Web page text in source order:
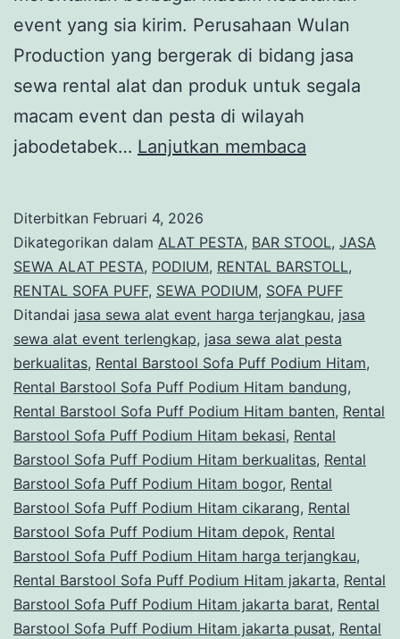
event yang sia kirim. Perusahaan Wulan
Production yang bergerak di bidang jasa
sewa rental alat dan produk untuk segala
macam event dan pesta di wilayah
jabodetabek… Lanjutkan membaca
Puff
Podium
Hitam
Tangerang
Diterbitkan Februari 4, 2026
Dikategorikan dalam ALAT PESTA, BAR STOOL, JASA
SEWA ALAT PESTA, PODIUM, RENTAL BARSTOLL,
RENTAL SOFA PUFF, SEWA PODIUM, SOFA PUFF
Ditandai jasa sewa alat event harga terjangkau, jasa
sewa alat event terlengkap, jasa sewa alat pesta
berkualitas, Rental Barstool Sofa Puff Podium Hitam,
Rental Barstool Sofa Puff Podium Hitam bandung,
Rental Barstool Sofa Puff Podium Hitam banten, Rental
Barstool Sofa Puff Podium Hitam bekasi, Rental
Barstool Sofa Puff Podium Hitam berkualitas, Rental
Barstool Sofa Puff Podium Hitam bogor, Rental
Barstool Sofa Puff Podium Hitam cikarang, Rental
Barstool Sofa Puff Podium Hitam depok, Rental
Barstool Sofa Puff Podium Hitam harga terjangkau,
Rental Barstool Sofa Puff Podium Hitam jakarta, Rental
Barstool Sofa Puff Podium Hitam jakarta barat, Rental
Barstool Sofa Puff Podium Hitam jakarta pusat, Rental